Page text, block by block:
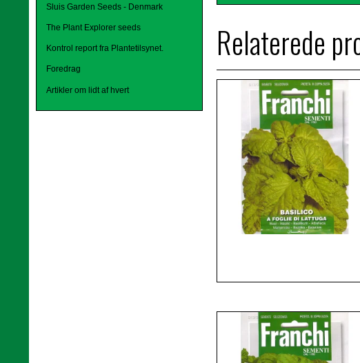
Sluis Garden Seeds - Denmark
The Plant Explorer seeds
Kontrol report fra Plantetilsynet.
Foredrag
Artikler om lidt af hvert
Relaterede